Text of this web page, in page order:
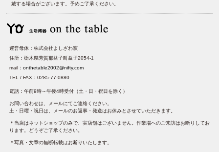
戴する場合がございます。予めご了承ください。
運営母体：株式会社よしざわ窯
住所：栃木県芳賀郡益子町益子2054-1
mail：onthetable2002@nifty.com
TEL / FAX：0285-77-0880
電話：午前9時～午後4時受付（土・日・祝日を除く）
お問い合わせは、メールにてご連絡ください。
土・日曜・祝日は、メールのお返事・発送はお休みとさせていただきます。
＊当店はネットショップのみで、実店舗はございません。作業場へのご来訪はお断りしてお
ります。どうぞご了承ください。
＊写真・文章の無断転載はお断りいたします。